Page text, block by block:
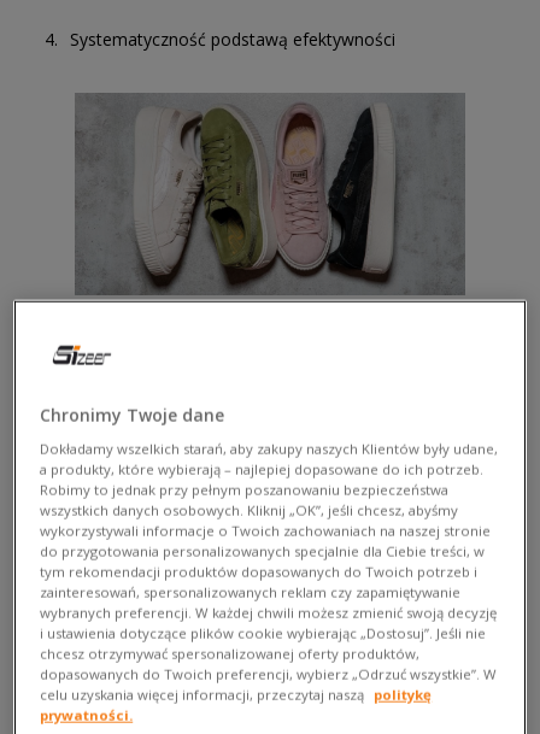
Systematyczność podstawą efektywności
Jak czyścić kultowe Puma Suede?
Kultowy streetwear zasługuje na odpowiednie traktowanie!
Tymczasem Twoje Pumy Suede znowu brudne. No
judgement. Zamsz to szczególny materiał, wyjątkowo
podatny na zabrudzenia. Nawet jeden krótki spacer w
niekorzystnych warunkach może bardzo źle wpłynąć na
kondycję Twoich kicksów. Ale no worries. W Sizeer znamy
sposoby, jak obchodzić się z delikatnymi sneakersami.
Sprawdź nasze wskazówki, które pozwolą Ci wydobyć z
legendarnego modelu to, co najlepsze. W łatwy sposób
sprawisz , że buty Puma Suede będą Ci służyć długo i w
doskonałym stanie.
Chronimy Twoje dane
Dokładamy wszelkich starań, aby zakupy naszych Klientów były udane,
a produkty, które wybierają – najlepiej dopasowane do ich potrzeb.
Robimy to jednak przy pełnym poszanowaniu bezpieczeństwa
wszystkich danych osobowych. Kliknij „OK”, jeśli chcesz, abyśmy
wykorzystywali informacje o Twoich zachowaniach na naszej stronie
do przygotowania personalizowanych specjalnie dla Ciebie treści, w
tym rekomendacji produktów dopasowanych do Twoich potrzeb i
zainteresowań, spersonalizowanych reklam czy zapamiętywanie
wybranych preferencji. W każdej chwili możesz zmienić swoją decyzję
i ustawienia dotyczące plików cookie wybierając „Dostosuj”. Jeśli nie
chcesz otrzymywać spersonalizowanej oferty produktów,
dopasowanych do Twoich preferencji, wybierz „Odrzuć wszystkie”. W
celu uzyskania więcej informacji, przeczytaj naszą politykę
prywatności.